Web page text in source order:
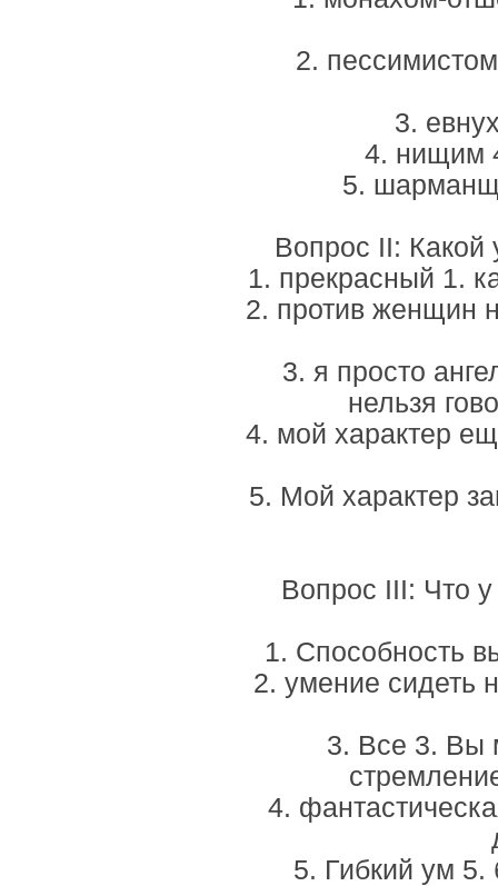
2.
3.
4. нищим
5.
Вопрос II: Какой
1. прекрасный 1.
2. против женщин
3. я просто
нельзя
4. мой характер
5. Мой характер
Вопрос III: Что
1. Способность
2. умение сидеть
3. Все 3. Вы
4.
5. Гибкий ум 5.